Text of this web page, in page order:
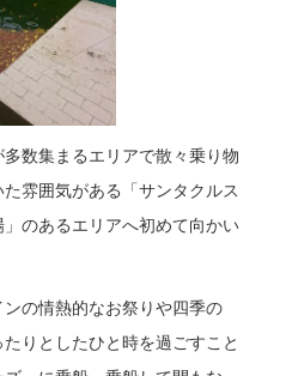
数集まるエリアで散々乗り物
雰囲気がある「サンタクルス
のあるエリアへ初めて向かい
の情熱的なお祭りや四季の
りとしたひと時を過ごすこと